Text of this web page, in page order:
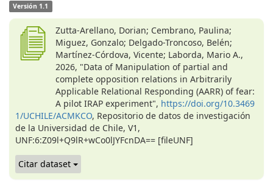
Versión 1.1
Zutta-Arellano, Dorian; Cembrano, Paulina;
Miguez, Gonzalo; Delgado-Troncoso, Belén;
Martínez-Córdova, Vicente; Laborda, Mario A.,
2026, "Data of Manipulation of partial and
complete opposition relations in Arbitrarily
Applicable Relational Responding (AARR) of fear:
A pilot IRAP experiment", https://doi.org/10.3469
1/UCHILE/ACMKCO, Repositorio de datos de investigación
de la Universidad de Chile, V1,
UNF:6:Z09l+Q9lR+wCo0lJYFcnDA== [fileUNF]
Citar dataset